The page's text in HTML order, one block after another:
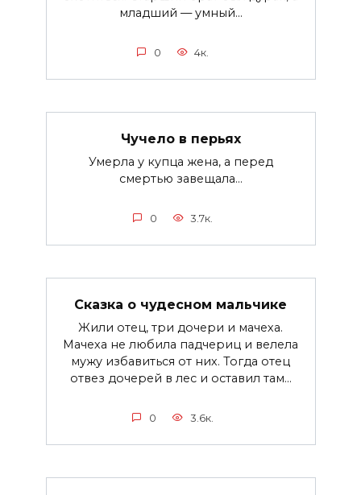
младший — умный...
0 4к.
Чучело в перьях
Умерла у купца жена, а перед
смертью завещала...
0 3.7к.
Сказка о чудесном мальчике
Жили отец, три дочери и мачеха.
Мачеха не любила падчериц и велела
мужу избавиться от них. Тогда отец
отвез дочерей в лес и оставил там…
0 3.6к.